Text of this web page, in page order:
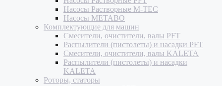
Насосы Растворные M-TEC
Насосы METABO
Комплектующие для машин
Смесители, очистители, валы PFT
Распылители (пистолеты) и насадки PFT
Смесители, очистители, валы KALETA
Распылители (пистолеты) и насадки
KALETA
Роторы, статоры